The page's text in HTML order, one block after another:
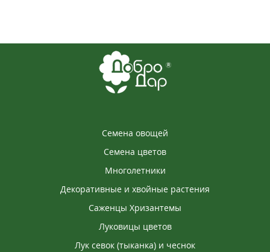
Семена овощей
Семена цветов
Многолетники
Декоративные и хвойные растения
Саженцы Хризантемы
Луковицы цветов
Лук севок (тыканка) и чеснок